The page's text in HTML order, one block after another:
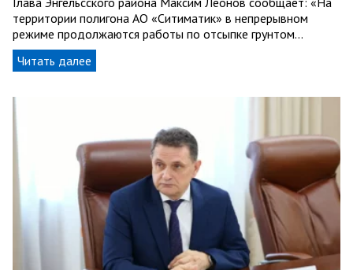
территории полигона АО «Ситиматик» в непрерывном
режиме продолжаются работы по отсыпке грунтом…
Читать далее